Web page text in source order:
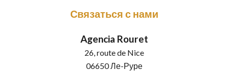
Связаться с нами
Agencia Rouret
26, route de Nice
06650Ле-Руре